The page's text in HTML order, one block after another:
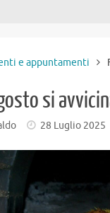
e appuntamenti
si
28 Luglio 2025